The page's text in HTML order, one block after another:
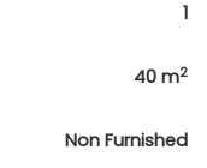
1
40 m2
Non Furnished